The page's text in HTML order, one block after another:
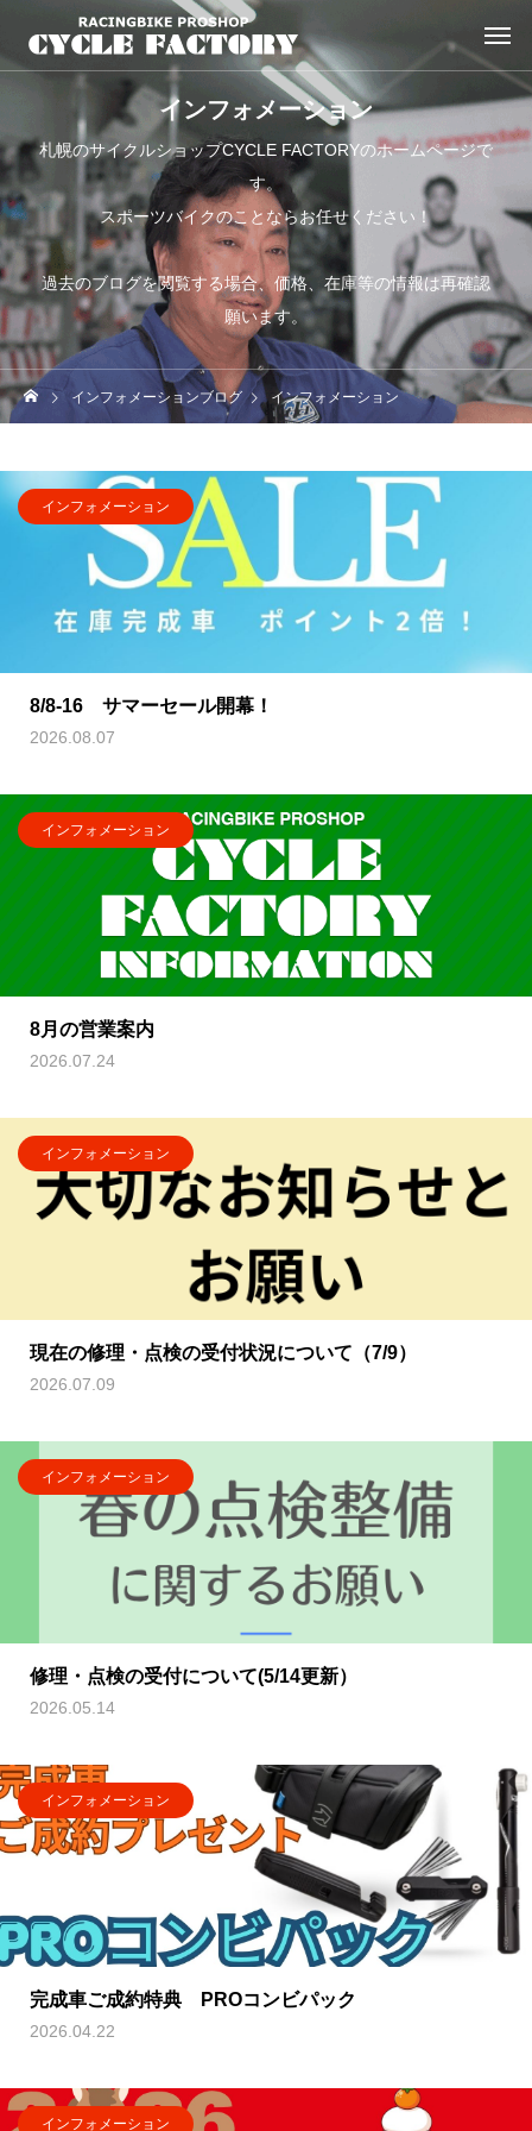
インフォメーション
札幌のサイクルショップCYCLE FACTORYのホームページで
す。
スポーツバイクのことならお任せください！
過去のブログを閲覧する場合、価格、在庫等の情報は再確認
願います。
インフォメーションブログ インフォメーション
インフォメーション
8/8-16 サマーセール開幕！
2026.08.07
インフォメーション
8月の営業案内
2026.07.24
インフォメーション
現在の修理・点検の受付状況について（7/9）
2026.07.09
インフォメーション
修理・点検の受付について(5/14更新）
2026.05.14
インフォメーション
完成車ご成約特典 PROコンビパック
2026.04.22
インフォメーション